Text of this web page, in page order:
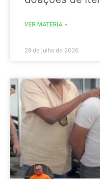
VER MATÉRIA »
29 de julho de 2026